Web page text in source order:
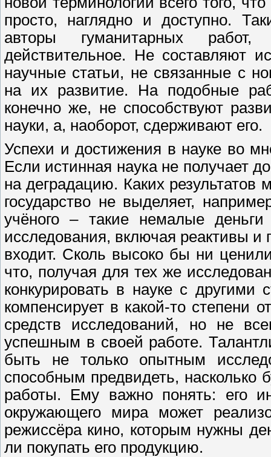
просто, наглядно и доступно.
авторы гуманитарных
действительное. Не составляют
научные статьи, не связанные с
на их развитие. На подобные
конечно же, не способствуют
науки, а, наоборот, сдерживают его.
Успехи и достижения в науке во
Если истинная наука не получает
на деградацию. Каких
государство не выделяет,
учёного – такие немалые
исследования, включая реактивы и
входит. Сколь высоко бы ни
что, получая для тех же
конкурировать в науке с другими
компенсирует в какой-то степени
средств исследований, но не
успешным в своей работе.
быть не только опытным
способным предвидеть, насколько
работы. Ему важно понять: его
окружающего мира может
режиссёра кино, которым нужны
ли покупать его продукцию.